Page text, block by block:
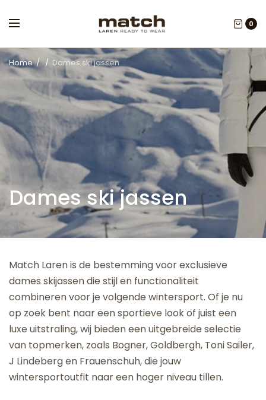
0
Home / / Dames ski jassen
Dames ski jassen
Match Laren is de bestemming voor exclusieve
dames skijassen die stijl en functionaliteit
combineren voor je volgende wintersport. Of je nu
op zoek bent naar een sportieve look of juist een
luxe uitstraling, wij bieden een uitgebreide selectie
van topmerken, zoals Bogner, Goldbergh, Toni Sailer,
J Lindeberg en Frauenschuh, die jouw
wintersportoutfit naar een hoger niveau tillen.